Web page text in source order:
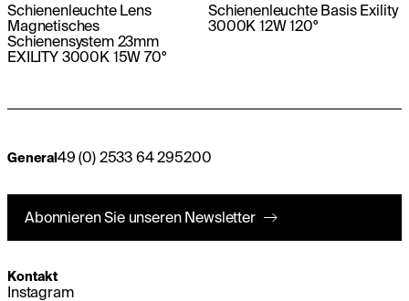
Schienenleuchte Lens
Magnetisches
Schienensystem 23mm
EXILITY 3000K 15W 70°
Schienenleuchte Basis Exility
3000K 12W 120°
General49 (0) 2533 64 295200
Abonnieren Sie unseren Newsletter
Kontakt
Instagram